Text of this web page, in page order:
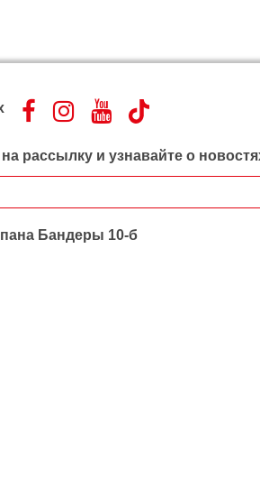
рассылку и узнавайте о
Бандеры 10-б